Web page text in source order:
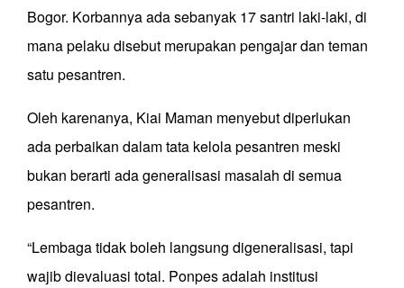
Bogor. Korbannya ada sebanyak 17 santri laki-laki, di
mana pelaku disebut merupakan pengajar dan teman
satu pesantren.
Oleh karenanya, Kiai Maman menyebut diperlukan
ada perbaikan dalam tata kelola pesantren meski
bukan berarti ada generalisasi masalah di semua
pesantren.
“Lembaga tidak boleh langsung digeneralisasi, tapi
wajib dievaluasi total. Ponpes adalah institusi